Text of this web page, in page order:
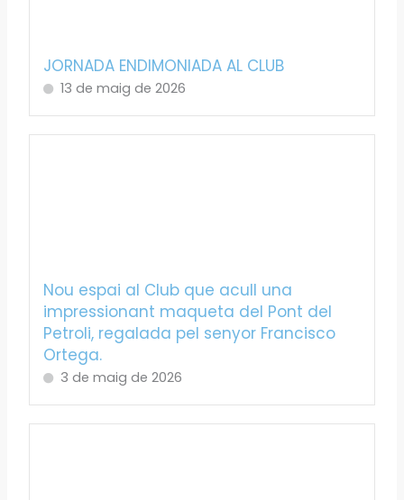
JORNADA ENDIMONIADA AL CLUB
13 de maig de 2026
Nou espai al Club que acull una
impressionant maqueta del Pont del
Petroli, regalada pel senyor Francisco
Ortega.
3 de maig de 2026